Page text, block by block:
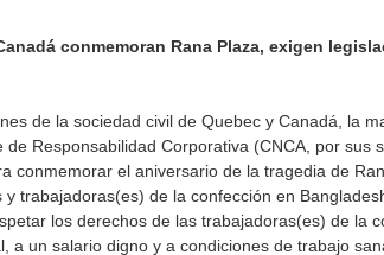
conmemoran Rana Plaza, exigen
de la sociedad civil de Quebec y Canadá, la
Responsabilidad Corporativa (CNCA, por sus
conmemorar el aniversario de la tragedia de
trabajadoras(es) de la confección en
los derechos de las trabajadoras(es) de la
a un salario digno y a condiciones de trabajo